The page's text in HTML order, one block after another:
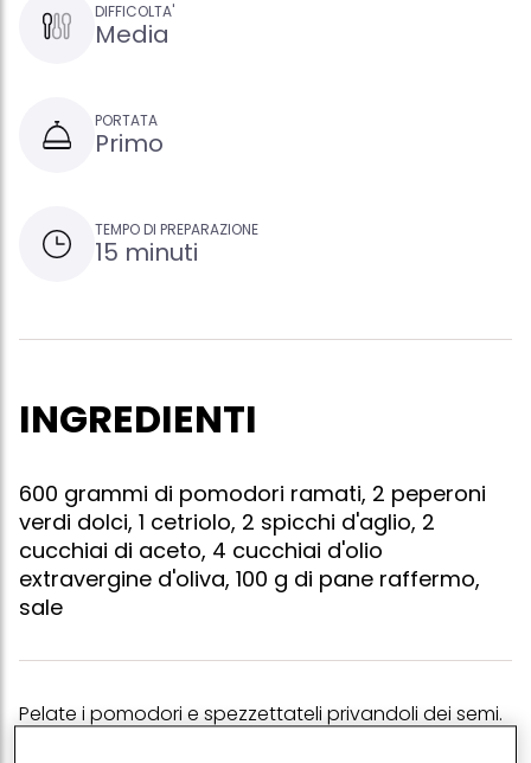
DIFFICOLTA'
Media
PORTATA
Primo
TEMPO DI PREPARAZIONE
15 minuti
INGREDIENTI
600 grammi di pomodori ramati, 2 peperoni
verdi dolci, 1 cetriolo, 2 spicchi d'aglio, 2
cucchiai di aceto, 4 cucchiai d'olio
extravergine d'oliva, 100 g di pane raffermo,
sale
Pelate i pomodori e spezzettateli privandoli dei semi.